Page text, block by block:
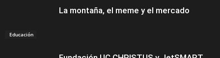
Educación
La montaña, el meme y el mercado